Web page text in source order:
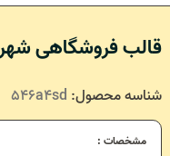
قالب فروشگاهی
شناسه محصول: 546a4sd
مشخصات :